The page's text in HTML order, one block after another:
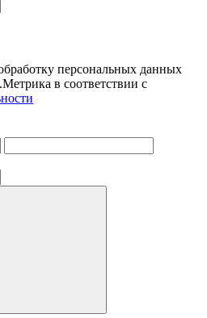
персональных данных
в соответствии с